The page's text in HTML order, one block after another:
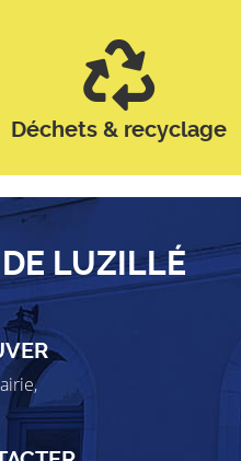
Déchets & recyclage
LUZILLÉ